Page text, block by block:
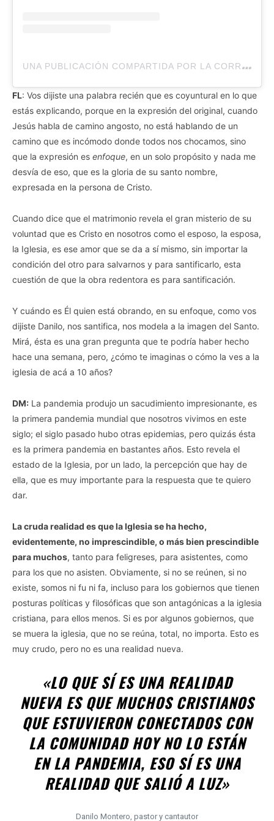
U
NA PUBLICACIÓN COMPARTIDA POR LA CORRIENTE (@LACORRIENTECOM)
FL: Vos dijiste una palabra recién que es coyuntural en lo que
estás explicando, porque en la expresión del original, cuando
Jesús habla de camino angosto, no está hablando de un
camino que es incómodo donde todos nos chocamos, sino
que la expresión es enfoque, en un solo propósito y nada me
desvía de eso, que es la gloria de su santo nombre,
expresada en la persona de Cristo.
Cuando dice que el matrimonio revela el gran misterio de su
voluntad que es Cristo en nosotros como el esposo, la esposa,
la Iglesia, es ese amor que se da a sí mismo, sin importar la
condición del otro para salvarnos y para santificarlo, esta
cuestión de que la obra redentora es para santificación.
Y cuándo es Él quien está obrando, en su enfoque, como vos
dijiste Danilo, nos santifica, nos modela a la imagen del Santo.
Mirá, ésta es una gran pregunta que te podría haber hecho
hace una semana, pero, ¿cómo te imaginas o cómo la ves a la
iglesia de acá a 10 años?
DM: La pandemia produjo un sacudimiento impresionante, es
la primera pandemia mundial que nosotros vivimos en este
siglo; el siglo pasado hubo otras epidemias, pero quizás ésta
es la primera pandemia en bastantes años. Esto revela el
estado de la Iglesia, por un lado, la percepción que hay de
ella, que es muy importante para la respuesta que te quiero
dar.
La cruda realidad es que la Iglesia se ha hecho,
evidentemente, no imprescindible, o más bien prescindible
para muchos, tanto para feligreses, para asistentes, como
para los que no asisten. Obviamente, si no se reúnen, si no
existe, somos ni fu ni fa, incluso para los gobiernos que tienen
posturas políticas y filosóficas que son antagónicas a la iglesia
cristiana, para ellos menos. Si es por algunos gobiernos, que
se muera la iglesia, que no se reúna, total, no importa. Esto es
muy crudo, pero no es una realidad nueva.
«LO QUE SÍ ES UNA REALIDAD
NUEVA ES QUE MUCHOS CRISTIANOS
QUE ESTUVIERON CONECTADOS CON
LA COMUNIDAD HOY NO LO ESTÁN
EN LA PANDEMIA, ESO SÍ ES UNA
REALIDAD QUE SALIÓ A LUZ»
Danilo Montero, pastor y cantautor